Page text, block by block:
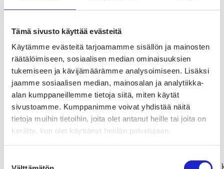
Tämä sivusto käyttää evästeitä
Käytämme evästeitä tarjoamamme sisällön ja mainosten
räätälöimiseen, sosiaalisen median ominaisuuksien
tukemiseen ja kävijämäärämme analysoimiseen. Lisäksi
jaamme sosiaalisen median, mainosalan ja analytiikka-
alan kumppaneillemme tietoja siitä, miten käytät
sivustoamme. Kumppanimme voivat yhdistää näitä
tietoja muihin tietoihin, joita olet antanut heille tai joita on
kerätty, kun olet käyttänyt heidän palvelujaan.
seuraavan. En ole ikinä ollut yhtä yllättynyt laadusta kuin
tämän kankaan kanssa, se on kevyt ja siinä on
silkkijerseymäinen luksusmuodilta tuntuva pinta. Kaiken
lisäksi se on tehty ruokatuotannon sivutuotteena. Kankaan
pitäisi olla paljon isompi juttu kuin se vielä onkaan.
Tyylit ja muoti vaihtelevat niin nopeasti, että on vaikea
Vallilallesadevaatemalliston Wataru Tominagan